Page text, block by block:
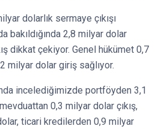
dolarlık sermaye çıkışı
bakıldığında 2,8 milyar dolar
dikkat çekiyor. Genel hükümet 0,7
milyar dolar giriş sağlıyor.
incelediğimizde portföyden 3,1
0,3 milyar dolar çıkış,
ticari kredilerden 0,9 milyar